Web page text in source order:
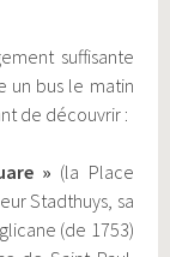
suffisante
un bus le matin
de découvrir :
» (la Place
Stadthuys, sa
(de 1753)